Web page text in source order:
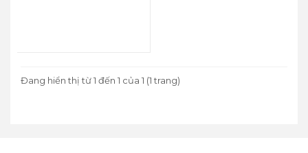
Đang hiển thị từ 1 đến 1 của 1 (1 trang)